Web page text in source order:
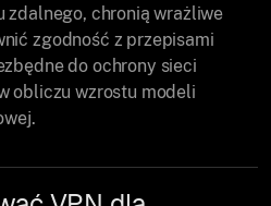
zdalnego, chronią wrażliwe
zgodność z przepisami
do ochrony sieci
obliczu wzrostu modeli